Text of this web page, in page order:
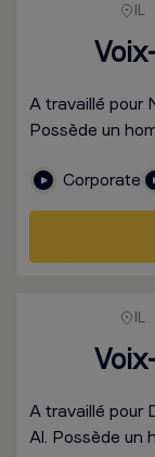
IL
A travaillé pour
Possède un
Corporate
IL
A travaillé pour
Al. Possède un